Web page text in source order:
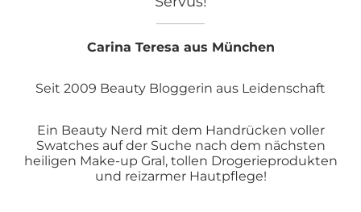
Carina Teresa aus München
Seit 2009 Beauty Bloggerin aus Leidenschaft
Ein Beauty Nerd mit dem Handrücken voller
Swatches auf der Suche nach dem nächsten
heiligen Make-up Gral, tollen Drogerieprodukten
und reizarmer Hautpflege!